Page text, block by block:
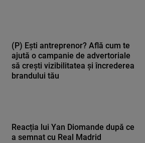
(P) Ești antreprenor? Află cum te
ajută o campanie de advertoriale
să crești vizibilitatea și încrederea
brandului tău
Reacția lui Yan Diomande după ce
a semnat cu Real Madrid